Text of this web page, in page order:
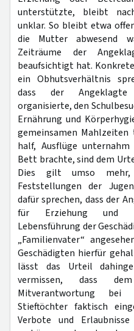
unterstützte, bleibt
unklar. So bleibt etwa
die Mutter abwesend
Zeiträume der
beaufsichtigt hat.
ein Obhutsverhältnis
dass der Angeklagte
organisierte, den
Ernährung und
gemeinsamen
half, Ausflüge
Bett brachte, sind dem
Dies gilt umso
Feststellungen der
dafür sprechen, dass der
für Erziehung und
Lebensführung der
„Familienvater“
Geschädigten hierfür
lässt das Urteil
vermissen, dass
Mitverantwortung
Stieftöchter faktisch
Verbote und